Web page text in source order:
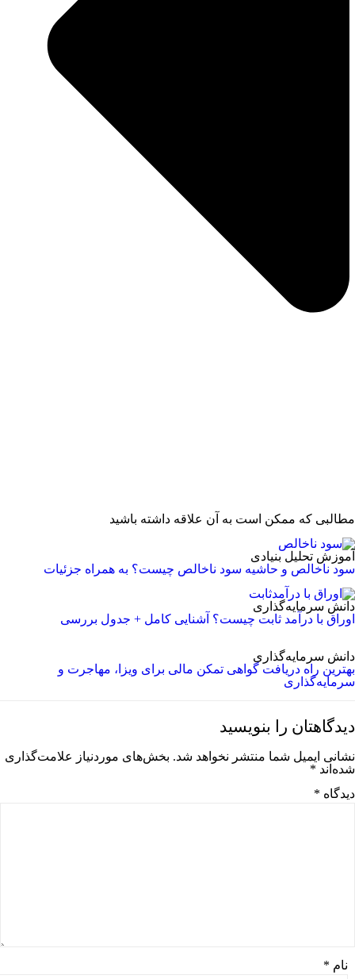
مطالبی که ممکن است به آن علاقه داشته باشید
آموزش تحلیل بنیادی
سود ناخالص و حاشیه سود ناخالص چیست؟ به همراه جزئیات
دانش سرمایه‌گذاری
اوراق با درآمد ثابت چیست؟ آشنایی کامل + جدول بررسی
دانش سرمایه‌گذاری
بهترین راه دریافت گواهی تمکن مالی برای ویزا، مهاجرت و
سرمایه‌گذاری
دیدگاهتان را بنویسید
نشانی ایمیل شما منتشر نخواهد شد. بخش‌های موردنیاز علامت‌گذاری
شده‌اند *
دیدگاه *
نام *